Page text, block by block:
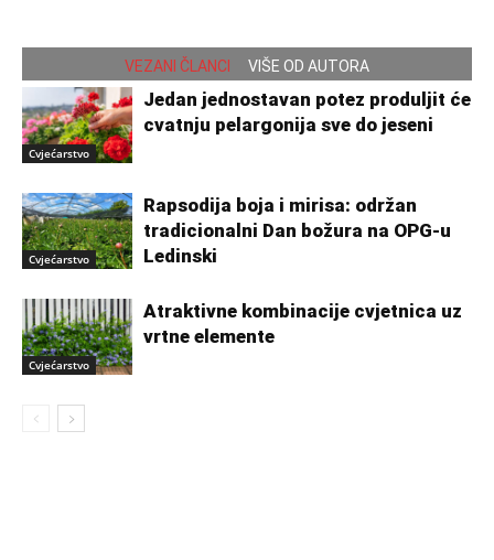
VEZANI ČLANCI VIŠE OD AUTORA
Cvjećarstvo
Jedan jednostavan potez produljit će
cvatnju pelargonija sve do jeseni
Cvjećarstvo
Rapsodija boja i mirisa: održan
tradicionalni Dan božura na OPG-u
Ledinski
Cvjećarstvo
Atraktivne kombinacije cvjetnica uz
vrtne elemente